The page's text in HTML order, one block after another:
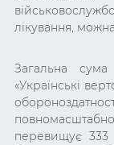
лікування,
Загальна сума
«Українські
перевищує 333